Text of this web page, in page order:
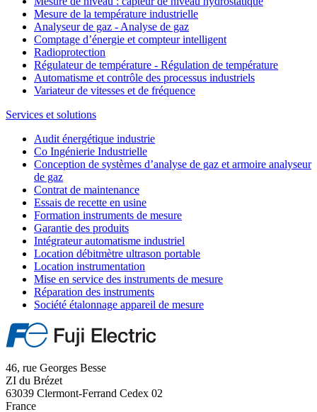
Mesure de la température industrielle
Analyseur de gaz - Analyse de gaz
Comptage d’énergie et compteur intelligent
Radioprotection
Régulateur de température - Régulation de température
Automatisme et contrôle des processus industriels
Variateur de vitesses et de fréquence
Services et solutions
Audit énergétique industrie
Co Ingénierie Industrielle
Conception de systèmes d’analyse de gaz et armoire analyseur
de gaz
Contrat de maintenance
Essais de recette en usine
Formation instruments de mesure
Garantie des produits
Intégrateur automatisme industriel
Location débitmètre ultrason portable
Location instrumentation
Mise en service des instruments de mesure
Réparation des instruments
Société étalonnage appareil de mesure
46, rue Georges Besse
ZI du Brézet
63039 Clermont-Ferrand Cedex 02
France